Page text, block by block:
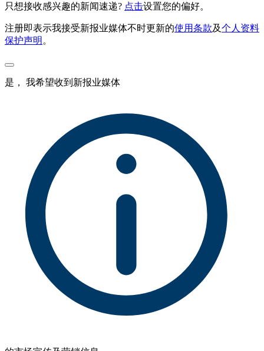
只想接收感兴趣的新闻速递? 点击设置您的偏好。
注册即表示我接受新报业媒体不时更新的使用条款及个人资料
保护声明 。
是， 我希望收到新报业媒体